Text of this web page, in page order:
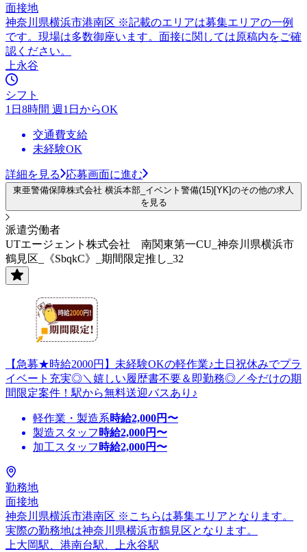
面接地
神奈川県横浜市港南区 ※記載のエリアは募集エリアの一例
です。現場は多数御座います。面接に関しては原稿内をご確
認ください。
上永谷
シフト
1日8時間 週1日からOK
交通費支給
未経験OK
詳細を見る 応募画面に進む
東亜警備保障株式会社 横浜本部_イベント警備(15)[YK]のその他の求人
を見る
派遣労働者
UTエージェント株式会社 南関東第一CU_神奈川県横浜市
鶴見区_《SbqkC》_期間限定推し_32
【急募★時給2000円】未経験OKの軽作業♪土日祝休みでプラ
イベート充実◎＼嬉しい履歴書不要＆即勤務◎／今だけの期
間限定案件！駅から無料送迎バスあり♪
軽作業・製造系時給2,000円〜
製造スタッフ 時給2,000円〜
加工スタッフ 時給2,000円〜
勤務地
面接地
神奈川県横浜市港南区 ※こちらは募集エリアとなります。
実際の勤務地は神奈川県横浜市鶴見区となります。
上大岡駅、港南台駅、上永谷駅